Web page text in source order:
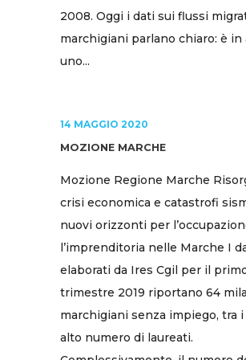
2008. Oggi i dati sui flussi
marchigiani parlano chiaro: è in
uno...
14 MAGGIO 2020
MOZIONE MARCHE
Mozione Regione Marche
crisi economica e catastrofi
nuovi orizzonti per
l’imprenditoria nelle Marche I
elaborati da Ires Cgil per il
trimestre 2019 riportano 64 mila
marchigiani senza impiego, tra
alto numero di laureati.